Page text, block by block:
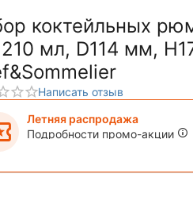
коктейльных
мл, D114 мм,
Написать отзыв
Летняя распродажа
Подробности промо-акции